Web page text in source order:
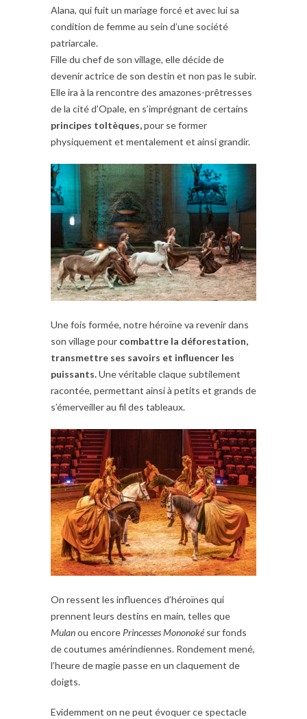
Alana, qui fuit un mariage forcé et avec lui sa
condition de femme au sein d’une société
patriarcale.
Fille du chef de son village, elle décide de
devenir actrice de son destin et non pas le subir.
Elle ira à la rencontre des amazones-prêtresses
de la cité d’Opale, en s’imprégnant de certains
principes toltèques,pour se former
physiquement et mentalement et ainsi grandir.
Une fois formée, notre héroïne va revenir dans
son village pour combattre la déforestation,
transmettre ses savoirs et influencer les
puissants.Une véritable claque subtilement
racontée, permettant ainsi à petits et grands de
s’émerveiller au fil des tableaux.
On ressent les influences d’héroïnes qui
prennent leurs destins en main, telles que
Mulanou encore Princesses Mononoké sur fonds
de coutumes amérindiennes. Rondement mené,
l’heure de magie passe en un claquement de
doigts.
Evidemment on ne peut évoquer ce spectacle